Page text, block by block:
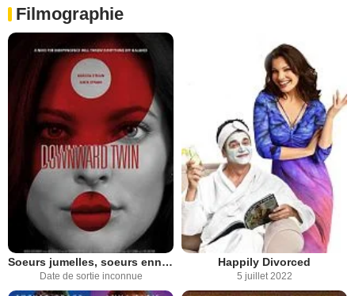
Filmographie
Soeurs jumelles, soeurs ennemies
Date de sortie inconnue
Happily Divorced
5 juillet 2022